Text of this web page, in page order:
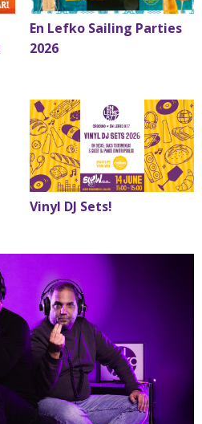
En Lefko Sailing Parties
2026
Vinyl DJ Sets!